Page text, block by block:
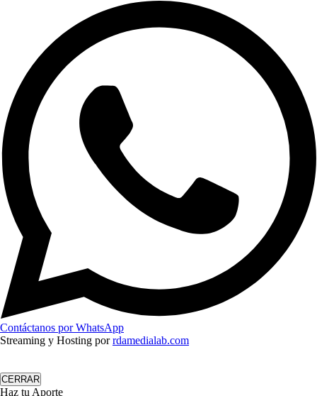
Contáctanos por WhatsApp
Streaming y Hosting porrdamedialab.com
CERRAR
Haz tu Aporte